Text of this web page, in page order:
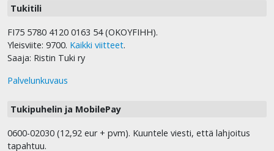
Tukitili
FI75 5780 4120 0163 54 (OKOYFIHH).
Yleisviite: 9700. Kaikki viitteet.
Saaja: Ristin Tuki ry
Palvelunkuvaus
Tukipuhelin ja MobilePay
0600-02030 (12,92 eur + pvm). Kuuntele viesti, että lahjoitus
tapahtuu.